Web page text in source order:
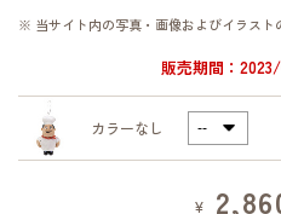
※ 当サイト内の写真・画像およびイラスト
販売期間：
カラーなし
¥